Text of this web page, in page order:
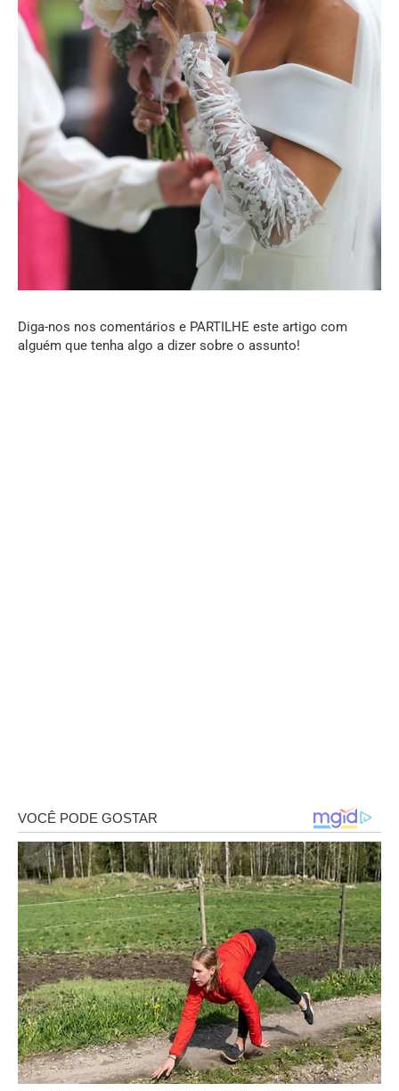
Diga-nos nos comentários e PARTILHE este artigo com
alguém que tenha algo a dizer sobre o assunto!